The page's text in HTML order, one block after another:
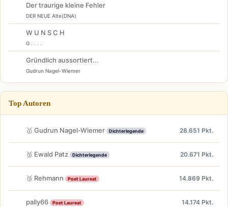
Der traurige kleine Fehler
DER NEUE Alte(DNA)
W U N S C H
G . . . .
Gründlich aussortiert...
Gudrun Nagel-Wiemer
Top Autoren
🥇 Gudrun Nagel-Wiemer Dichterlegende 28.651 Pkt.
🥈 Ewald Patz Dichterlegende 20.671 Pkt.
🥉 Rehmann Poet Laureat 14.869 Pkt.
pally66 Poet Laureat 14.174 Pkt.